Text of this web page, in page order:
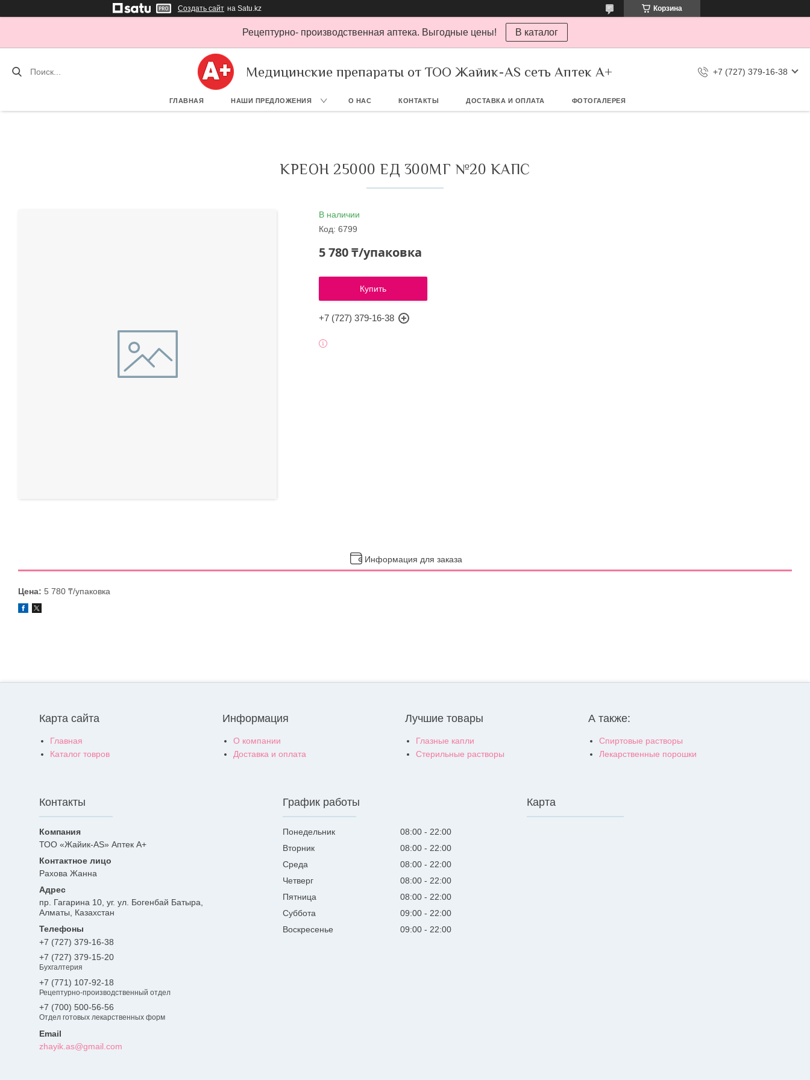
Создать сайт на Satu.kz Корзина
Рецептурно- производственная аптека. Выгодные цены! В каталог
Медицинские препараты от ТОО Жайик-AS сеть Аптек А+ +7 (727) 379-16-38
ГЛАВНАЯ НАШИ ПРЕДЛОЖЕНИЯ О НАС КОНТАКТЫ ДОСТАВКА И ОПЛАТА ФОТОГАЛЕРЕЯ
КРЕОН 25000 ЕД 300МГ №20 КАПС
В наличии
Код:6799
5 780 ₸/упаковка
Купить
+7 (727) 379-16-38
Информация для заказа
Цена: 5 780 ₸/упаковка
Карта сайта
Главная
Каталог товров
Информация
О компании
Доставка и оплата
Лучшие товары
Глазные капли
Стерильные растворы
А также:
Спиртовые растворы
Лекарственные порошки
Контакты
ТОО «Жайик-AS» Аптек А+
Рахова Жанна
пр. Гагарина 10, уг. ул. Богенбай Батыра,
Алматы, Казахстан
+7 (727) 379-16-38
+7 (727) 379-15-20
Бухгалтерия
+7 (771) 107-92-18
Рецептурно-производственный отдел
+7 (700) 500-56-56
Отдел готовых лекарственных форм
zhayik.as@gmail.com
График работы
Понедельник 08:00
22:00
Вторник
08:00
22:00
Среда
08:00
22:00
Четверг
08:00
22:00
Пятница
08:00
22:00
Суббота
09:00
22:00
Воскресенье
09:00 22:00
Карта